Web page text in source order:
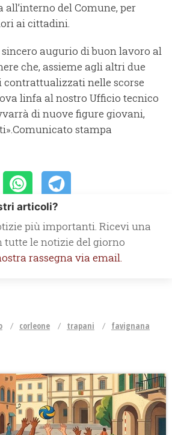
all’interno del Comune, per
ai cittadini.
augurio di buon lavoro al
che, assieme agli altri due
nelle scorse
linfa al nostro Ufficio tecnico
di nuove figure giovani,
stampa
articoli?
più importanti. Ricevi una
tutte le notizie del giorno
rassegna via email.
corleone trapani favignana